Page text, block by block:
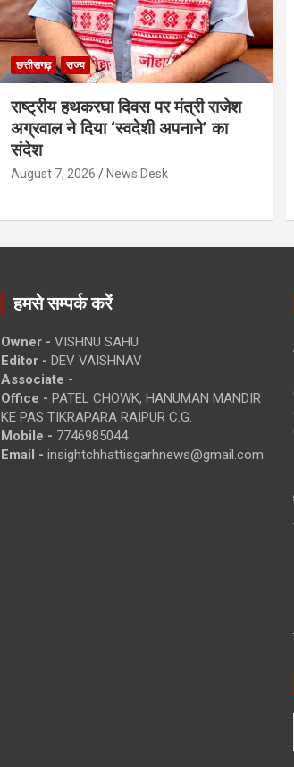
छत्तीसगढ़ राज्य
राष्ट्रीय हथकरघा दिवस पर मंत्री राजेश
अग्रवाल ने दिया ‘स्वदेशी अपनाने’ का
संदेश
August 7, 2026 News Desk
हमसे सम्पर्क करें
Owner - VISHNU SAHU
Editor - DEV VAISHNAV
Associate -
Office - PATEL CHOWK, HANUMAN MANDIR
KE PAS TIKRAPARA RAIPUR C.G.
Mobile - 7746985044
Email - insightchhattisgarhnews@gmail.com